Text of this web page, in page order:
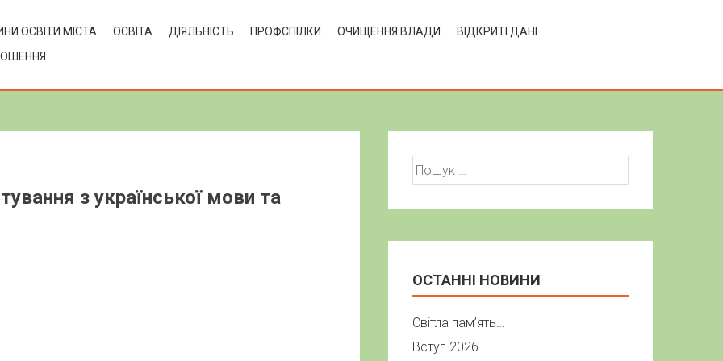
ОСВІТИ МІСТА ОСВІТА ДІЯЛЬНІСТЬ ПРОФСПІЛКИ ОЧИЩЕННЯ ВЛАДИ
ВІДКРИТІ ДАНІ
з української мови та
Пошук:
ОСТАННІ НОВИНИ
Світла пам’ять…
Вступ 2026